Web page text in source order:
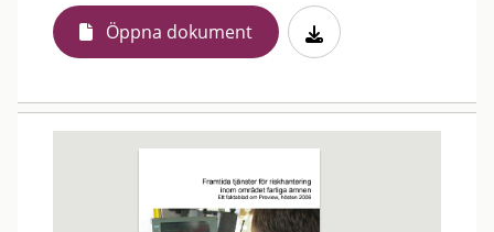
Öppna dokument